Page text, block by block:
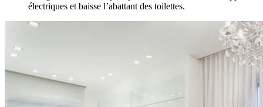
électriques et baisse l’abattant des toilettes.